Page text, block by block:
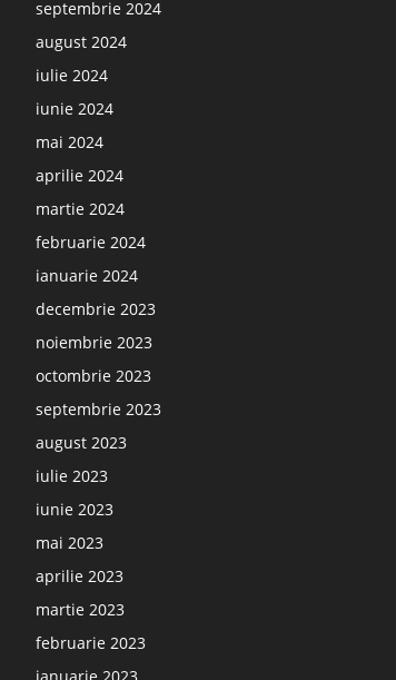
septembrie 2024
august 2024
iulie 2024
iunie 2024
mai 2024
aprilie 2024
martie 2024
februarie 2024
ianuarie 2024
decembrie 2023
noiembrie 2023
octombrie 2023
septembrie 2023
august 2023
iulie 2023
iunie 2023
mai 2023
aprilie 2023
martie 2023
februarie 2023